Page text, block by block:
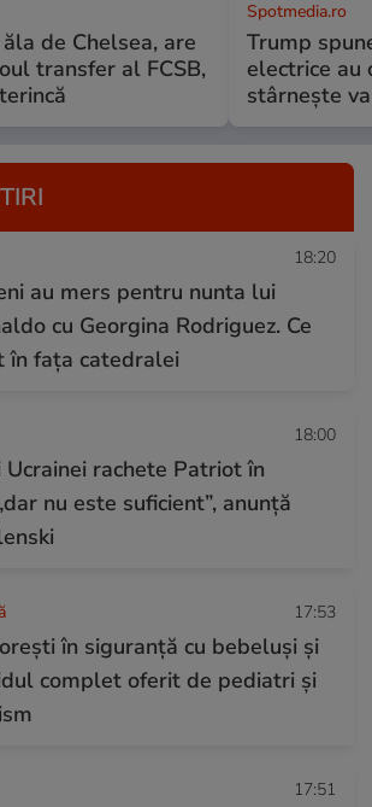
ăla de Chelsea, are
transfer al FCSB,
Spotmedia.ro
Trump
electrice au
stârnește
18:20
au mers pentru nunta lui
cu Georgina Rodriguez. Ce
în fața catedralei
18:00
Ucrainei rachete Patriot în
nu este suficient”, anunță
17:53
în siguranță cu bebeluși și
complet oferit de pediatri și
17:51